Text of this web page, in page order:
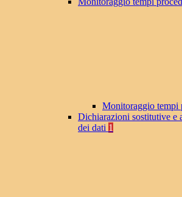
Monitoraggio tempi
Dichiarazioni sostitutive e
dei dati 1